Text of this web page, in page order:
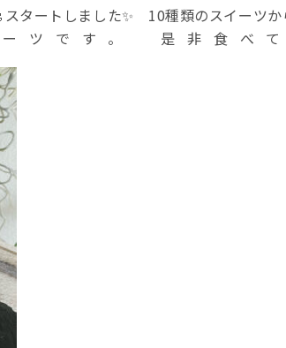
タートしました✨ 10種類のスイーツか
ツです。 是非食べて